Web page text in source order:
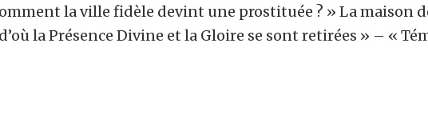
la ville fidèle devint une prostituée ? » La maison
la Présence Divine et la Gloire se sont retirées » – «